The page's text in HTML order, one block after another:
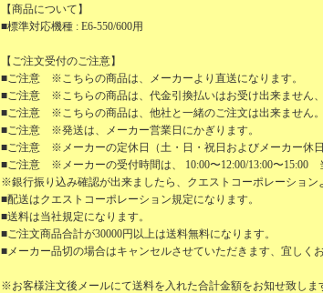
【商品について】
■標準対応機種 : E6-550/600用
【ご注文受付のご注意】
■ご注意 ※こちらの商品は、メーカーより直送になります。
■ご注意 ※こちらの商品は、代金引換払いはお受け出来ません、
■ご注意 ※こちらの商品は、他社と一緒のご注文は出来ません。
■ご注意 ※発送は、メーカー営業日にかぎります。
■ご注意 ※メーカーの定休日（土・日・祝日およびメーカー休日
■ご注意 ※メーカーの受付時間は、 10:00〜12:00/13:00〜15:00
※銀行振り込み確認が出来ましたら、クエストコーポレーション
■配送はクエストコーポレーション規定になります。
■送料は当社規定になります。
■ご注文商品合計が30000円以上は送料無料になります。
■メーカー品切の場合はキャンセルさせていただきます、宜しく
※お客様注文後メールにて送料を入れた合計金額をお知せ致し